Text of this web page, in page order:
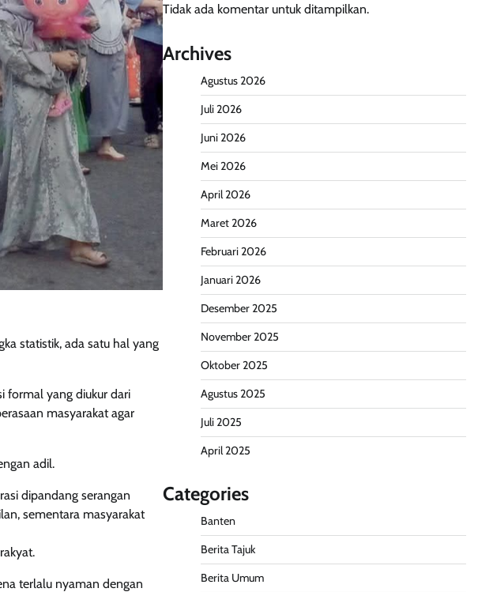
statistik, ada satu hal yang
formal yang diukur dari
masyarakat agar
adil.
dipandang serangan
sementara masyarakat
terlalu nyaman dengan
Tidak ada komentar untuk ditampilkan.
Archives
Agustus 2026
Juli 2026
Juni 2026
Mei 2026
April 2026
Maret 2026
Februari 2026
Januari 2026
Desember 2025
November 2025
Oktober 2025
Agustus 2025
Juli 2025
April 2025
Categories
Banten
Berita Tajuk
Berita Umum